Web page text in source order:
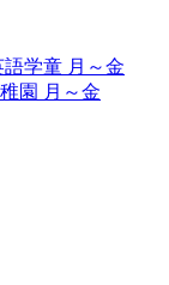
語学童 月～金
園 月～金